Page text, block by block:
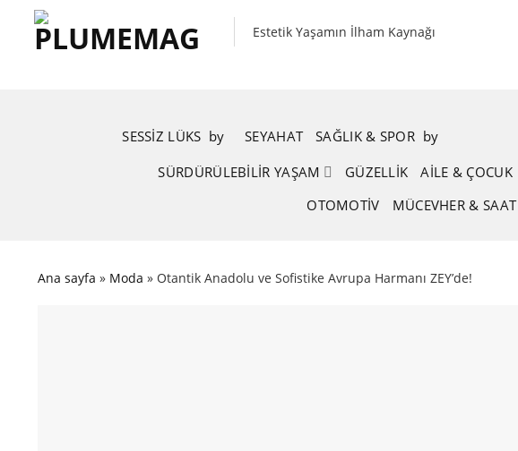
content
Estetik Yaşamın İlham Kaynağı
SESSIZ LÜKS by SEYAHAT SAĞLIK & SPOR by
SÜRDÜRÜLEBILIR YAŞAM
GÜZELLIK AİLE & ÇOCUK
OTOMOTIV
MÜCEVHER & SAAT
Ana sayfa » Moda » Otantik Anadolu ve Sofistike Avrupa Harmanı ZEY’de!